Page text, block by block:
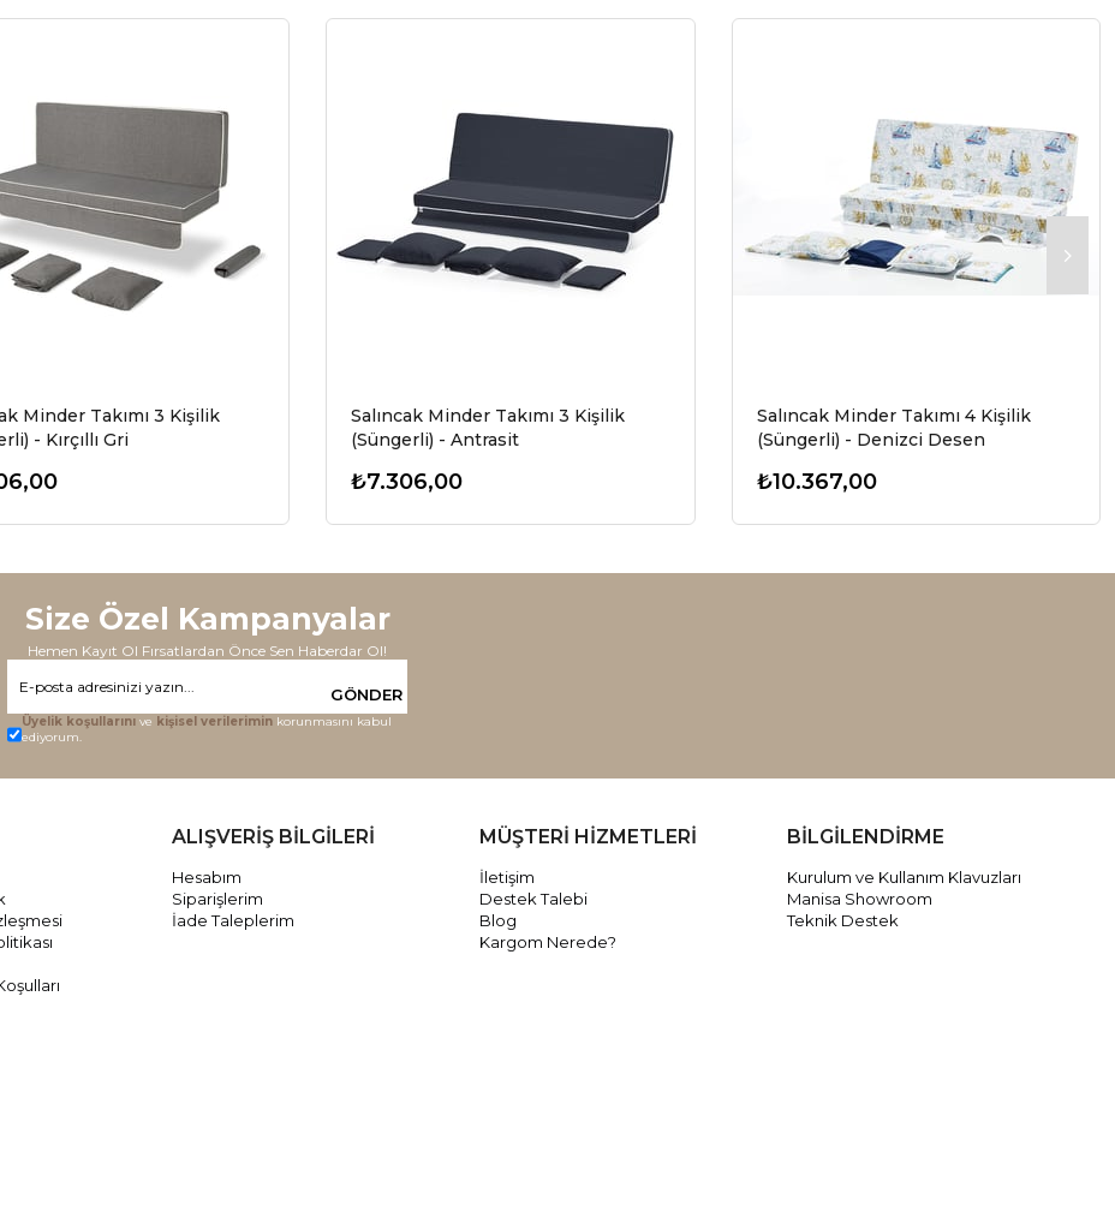
Minder Takımı 3 Kişilik
- Kırçıllı Gri
Salıncak Minder Takımı 3 Kişilik
(Süngerli) - Antrasit
₺7.306,00
Salıncak Minder Takımı 4 Kişilik
(Süngerli) - Denizci Desen
₺10.367,00
Size Özel Kampanyalar
Hemen Kayıt Ol Fırsatlardan Önce Sen Haberdar Ol!
GÖNDER
Üyelik koşullarınıve kişisel verileriminkorunmasını kabul
ediyorum.
ALIŞVERİŞ BİLGİLERİ
Hesabım
Siparişlerim
İade Taleplerim
MÜŞTERİ HİZMETLERİ
İletişim
Destek Talebi
Blog
Kargom Nerede?
BİLGİLENDİRME
Kurulum ve Kullanım Klavuzları
Manisa Showroom
Teknik Destek